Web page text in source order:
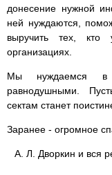
донесение нужной
ней нуждаются,
выручить тех, кто
организациях.
Мы нуждаемся в
равнодушными.
сектам станет
Заранее - огромное
А. Л. Дворкин и вся